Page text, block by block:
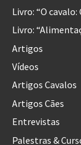
Livro: “O
Livro:
Artigos
Vídeos
Artigos Cavalos
Artigos Cães
Entrevistas
Palestras &